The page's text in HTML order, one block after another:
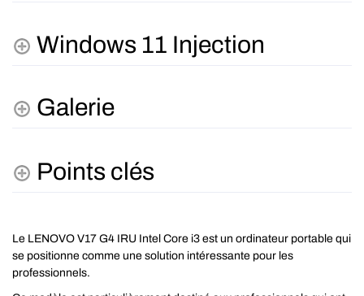
Windows 11 Injection
Galerie
Points clés
Le LENOVO V17 G4 IRU Intel Core i3 est un ordinateur portable qui
se positionne comme une solution intéressante pour les
professionnels.